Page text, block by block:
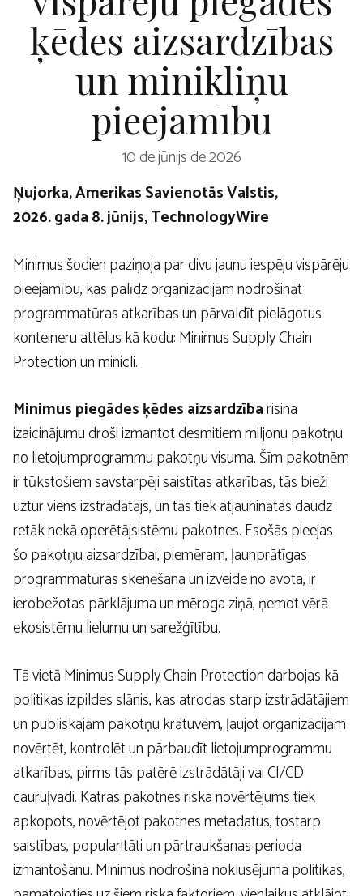
ķēdes aizsardzības
un minikliņu
pieejamību
10 de jūnijs de 2026
Ņujorka, Amerikas Savienotās Valstis,
2026. gada 8. jūnijs, TechnologyWire
Minimus šodien paziņoja par divu jaunu iespēju vispārēju
pieejamību, kas palīdz organizācijām nodrošināt
programmatūras atkarības un pārvaldīt pielāgotus
konteineru attēlus kā kodu: Minimus Supply Chain
Protection un minicli.
Minimus piegādes ķēdes aizsardzībarisina
izaicinājumu droši izmantot desmitiem miljonu pakotņu
no lietojumprogrammu pakotņu visuma. Šīm pakotnēm
ir tūkstošiem savstarpēji saistītas atkarības, tās bieži
uztur viens izstrādātājs, un tās tiek atjauninātas daudz
retāk nekā operētājsistēmu pakotnes. Esošās pieejas
šo pakotņu aizsardzībai, piemēram, ļaunprātīgas
programmatūras skenēšana un izveide no avota, ir
ierobežotas pārklājuma un mēroga ziņā, ņemot vērā
ekosistēmu lielumu un sarežģītību.
Tā vietā Minimus Supply Chain Protection darbojas kā
politikas izpildes slānis, kas atrodas starp izstrādātājiem
un publiskajām pakotņu krātuvēm, ļaujot organizācijām
novērtēt, kontrolēt un pārbaudīt lietojumprogrammu
atkarības, pirms tās patērē izstrādātāji vai CI/CD
cauruļvadi. Katras pakotnes riska novērtējums tiek
apkopots, novērtējot pakotnes metadatus, tostarp
saistības, popularitāti un pārtraukšanas perioda
izmantošanu. Minimus nodrošina noklusējuma politikas,